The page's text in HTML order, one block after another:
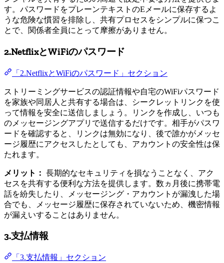
す。パスワードをプレーンテキストのEメールに保存するよ
うな危険な慣習を排除し、共有プロセスをシンプルに保つこ
とで、関係者全員にとって摩擦がありません。
2.NetflixとWiFiのパスワード
「2.NetflixとWiFiのパスワード」セクション
ストリーミングサービスの認証情報や自宅のWiFiパスワード
を家族や同居人と共有する場合は、シークレットリンクを使
って情報を安全に送信しましょう。リンクを作成し、いつも
のメッセージングアプリで送信するだけです。相手がパスワ
ードを確認すると、リンクは無効になり、後で誰かがメッセ
ージ履歴にアクセスしたとしても、アカウントの安全性は保
たれます。
メリット： 長期的なセキュリティを損なうことなく、アク
セスを共有する便利な方法を提供します。数ヵ月後に携帯電
話を紛失したり、メッセージング・アカウントが漏洩した場
合でも、メッセージ履歴に保存されていないため、機密情報
が漏えいすることはありません。
3.支払情報
「3.支払情報」セクション